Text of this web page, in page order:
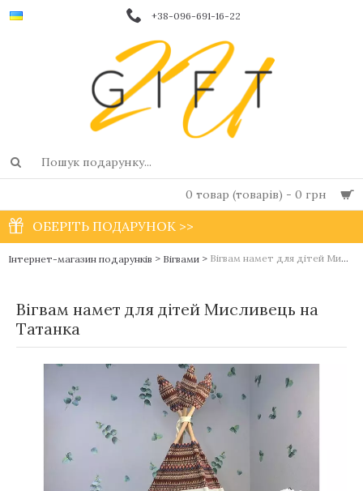
+38-096-691-16-22
0 товар (товарів) - 0 грн
ОБЕРІТЬ ПОДАРУНОК >>
Інтернет-магазин подарунків > Вігвами > Вігвам намет для дітей Мисливець на Татанка
Вігвам намет для дітей Мисливець на
Татанка